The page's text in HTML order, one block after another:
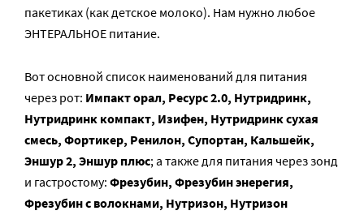
пакетиках (как детское молоко). Нам нужно любое
ЭНТЕРАЛЬНОЕ питание.
Вот основной список наименований для питания
через рот: Импакт орал, Ресурс 2.0, Нутридринк,
Нутридринк компакт, Изифен, Нутридринк сухая
смесь, Фортикер, Ренилон, Супортан, Кальшейк,
Эншур 2, Эншур плюс; а также для питания через зонд
и гастростому: Фрезубин, Фрезубин энерегия,
Фрезубин с волокнами, Нутризон, Нутризон